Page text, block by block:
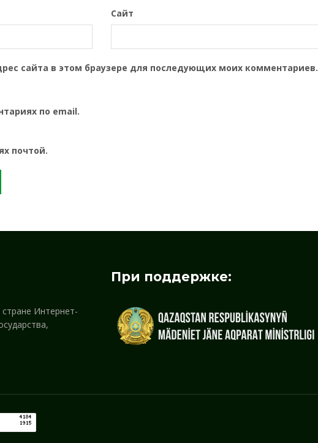
Сайт
сайта в этом браузере для последующих моих комментариев.
по email.
почтой.
Интернет-
При поддержке: